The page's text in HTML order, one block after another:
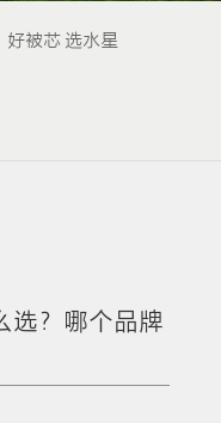
好被芯 选水星
选？哪个品牌